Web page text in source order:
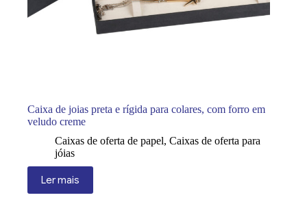
Caixa de joias preta e rígida para colares, com forro em
veludo creme
Caixas de oferta de papel, Caixas de oferta para
jóias
Ler mais